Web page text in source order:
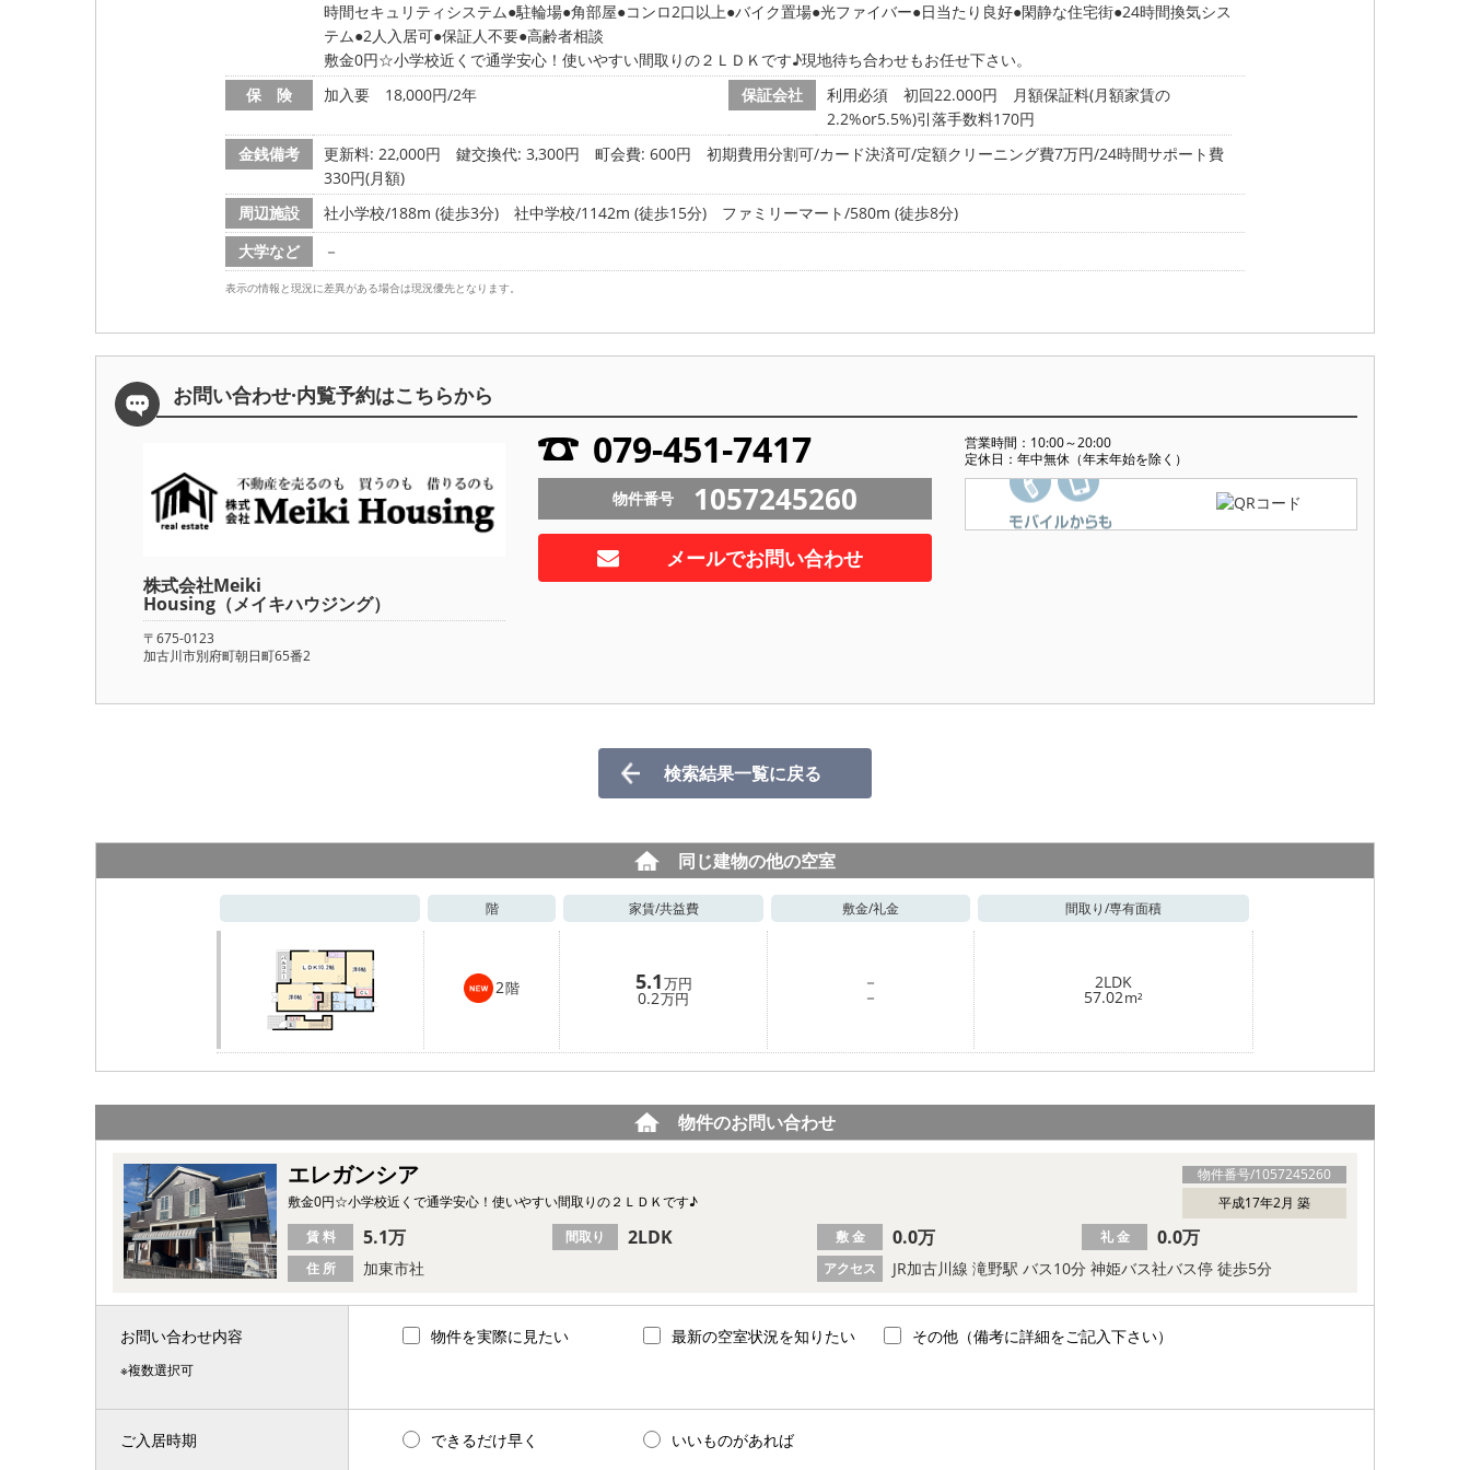
時間セキュリティシステム 駐輪場 角部屋 コンロ2口以上 バイク置場 光ファイバー 日当たり良好 閑静な住宅街 24時間換気シス
テム 2人入居可 保証人不要 高齢者相談
敷金0円☆小学校近くで通学安心！使いやすい間取りの２ＬＤＫです♪現地待ち合わせもお任せ下さい。
保 険
加入要 18,000円/2年 保証会社
利用必須 初回22.000円 月額保証料(月額家賃の
2.2%or5.5%)引落手数料170円
金銭備考
更新料: 22,000円 鍵交換代: 3,300円 町会費: 600円
初期費用分割可/カード決済可/定額クリーニング費7万円/24時間サポート費
330円(月額)
周辺施設
社小学校/188m (徒歩3分) 社中学校/1142m (徒歩15分)
ファミリーマート/580m (徒歩8分)
大学など
－
表示の情報と現況に差異がある場合は現況優先となります。
お問い合わせ·内覧予約はこちらから
株式会社Meiki
Housing（メイキハウジング）
〒675-0123
加古川市別府町朝日町65番2
079-451-7417
営業時間：10:00～20:00
定休日：年中無休（年末年始を除く）
物件番号 1057245260
メールでお問い合わせ
検索結果一覧に戻る
同じ建物の他の空室
階 家賃/共益費 敷金/礼金 間取り/専有面積
2階 5.1万円
0.2万円
－
－
2LDK
57.02m²
物件のお問い合わせ
物件番号/1057245260
エレガンシア
平成17年2月 築
敷金0円☆小学校近くで通学安心！使いやすい間取りの２ＬＤＫです♪
住 所 加東市社 アクセス JR加古川線 滝野駅 バス10分 神姫バス社バス停 徒歩5分
賃 料 5.1万 間取り 2LDK 敷 金 0.0万 礼 金 0.0万
お問い合わせ内容
※複数選択可
物件を実際に見たい 最新の空室状況を知りたい その他（備考に詳細をご記入下さい）
ご入居時期 できるだけ早く いいものがあれば